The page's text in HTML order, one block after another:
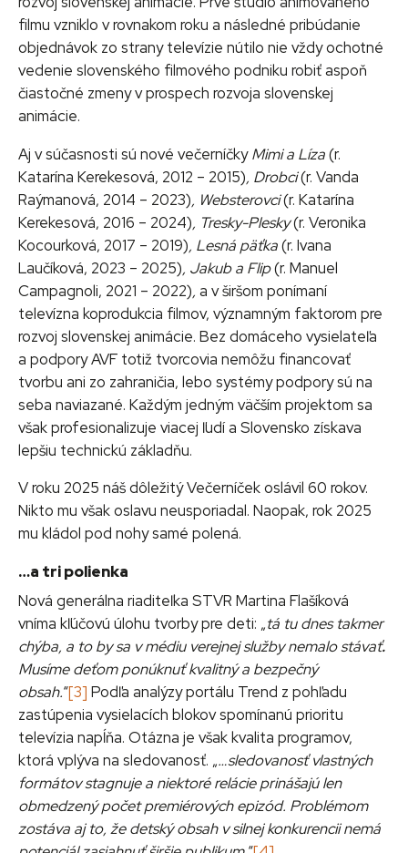
filmu vzniklo v rovnakom roku a následné pribúdanie
objednávok zo strany televízie nútilo nie vždy ochotné
vedenie slovenského filmového podniku robiť aspoň
čiastočné zmeny v prospech rozvoja slovenskej
animácie.
Aj v súčasnosti sú nové večerníčkyMimi a Líza(r.
Katarína Kerekesová, 2012 – 2015), Drobci(r. Vanda
Raýmanová, 2014 – 2023), Websterovci(r. Katarína
Kerekesová, 2016 – 2024), Tresky-Plesky(r. Veronika
Kocourková, 2017 – 2019), Lesná päťka(r. Ivana
Laučíková, 2023 – 2025), Jakub a Flip(r. Manuel
Campagnoli, 2021 – 2022), a v širšom ponímaní
televízna koprodukcia filmov, významným faktorom pre
rozvoj slovenskej animácie. Bez domáceho vysielateľa
a podpory AVF totiž tvorcovia nemôžu financovať
tvorbu ani zo zahraničia, lebo systémy podpory sú na
seba naviazané. Každým jedným väčším projektom sa
však profesionalizuje viacej ľudí a Slovensko získava
lepšiu technickú základňu.
V roku 2025 náš dôležitý Večerníček oslávil 60 rokov.
Nikto mu však oslavu neusporiadal. Naopak, rok 2025
mu kládol pod nohy samé polená.
…a tri polienka
Nová generálna riaditeľka STVR Martina Flašíková
vníma kľúčovú úlohu tvorby pre deti: „tá tu dnes takmer
chýba, a to by sa v médiu verejnej služby nemalo stávať.
Musíme deťom ponúknuť kvalitný a bezpečný
obsah.“[3] Podľa analýzy portálu Trend z pohľadu
zastúpenia vysielacích blokov spomínanú prioritu
televízia napĺňa. Otázna je však kvalita programov,
ktorá vplýva na sledovanosť. „…sledovanosť vlastných
formátov stagnuje a niektoré relácie prinášajú len
obmedzený počet premiérových epizód. Problémom
zostáva aj to, že detský obsah v silnej konkurencii nemá